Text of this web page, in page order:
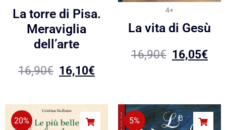
La torre di Pisa.
Meraviglia
dell’arte
16,90€ 16,10€
4+
La vita di Gesù
16,90€ 16,05€
20% 5%